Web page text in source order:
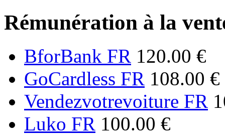
Rémunération à la
BforBank FR 120.00 €
GoCardless FR 108.00 €
Vendezvotrevoiture FR
Luko FR 100.00 €